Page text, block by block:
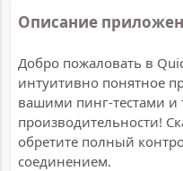
Описание
Добро пожаловать в
интуитивно понятное
вашими пинг-тестами и
производительности!
обретите полный
соединением.